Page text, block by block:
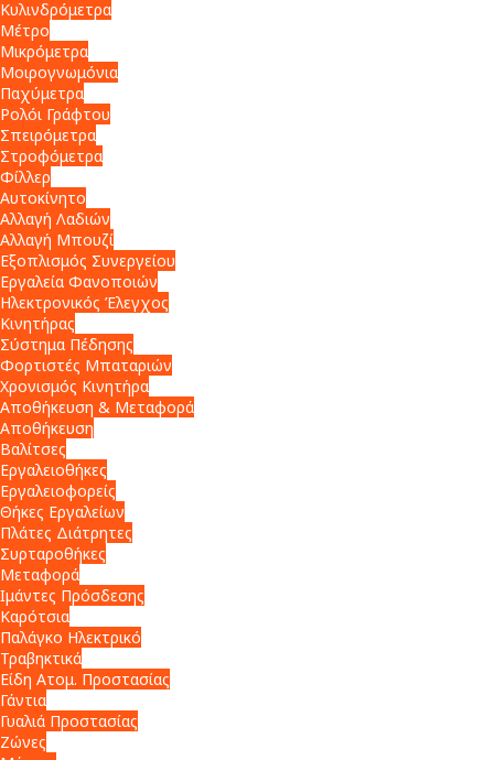
Κυλινδρόμετρα
Μέτρο
Μικρόμετρα
Μοιρογνωμόνια
Παχύμετρα
Ρολόι Γράφτου
Σπειρόμετρα
Στροφόμετρα
Φίλλερ
Αυτοκίνητο
Αλλαγή Λαδιών
Αλλαγή Μπουζί
Εξοπλισμός Συνεργείου
Εργαλεία Φανοποιών
Ηλεκτρονικός Έλεγχος
Κινητήρας
Σύστημα Πέδησης
Φορτιστές Μπαταριών
Χρονισμός Κινητήρα
Αποθήκευση & Μεταφορά
Αποθήκευση
Βαλίτσες
Εργαλειοθήκες
Εργαλειοφορείς
Θήκες Εργαλείων
Πλάτες Διάτρητες
Συρταροθήκες
Μεταφορά
Ιμάντες Πρόσδεσης
Καρότσια
Παλάγκο Ηλεκτρικό
Τραβηκτικά
Είδη Ατομ. Προστασίας
Γάντια
Γυαλιά Προστασίας
Ζώνες